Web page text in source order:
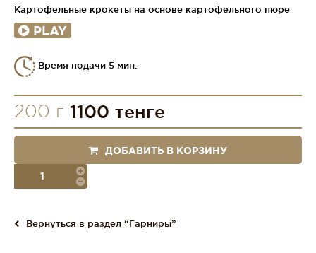
Картофельные крокеты на основе картофельного пюре
PLAY
Время подачи 5 мин.
200 г 1100 тенге
ДОБАВИТЬ В КОРЗИНУ
Вернуться в раздел “Гарниры”